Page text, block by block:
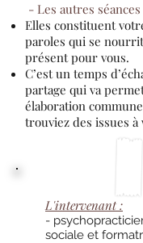
- Les autres séances
Elles constituent
paroles qui se
présent pour vous.
C’est un temps
partage qui va
élaboration
trouviez des issues
L'intervenant :
-
sociale et